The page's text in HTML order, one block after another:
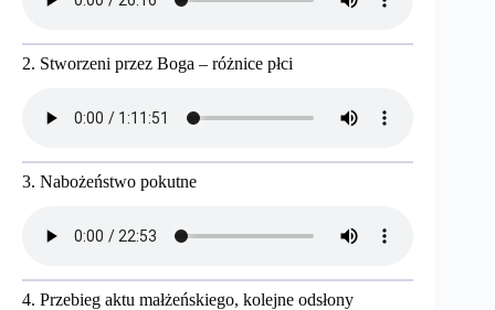
2. Stworzeni przez Boga – różnice płci
3. Nabożeństwo pokutne
4. Przebieg aktu małżeńskiego, kolejne odsłony